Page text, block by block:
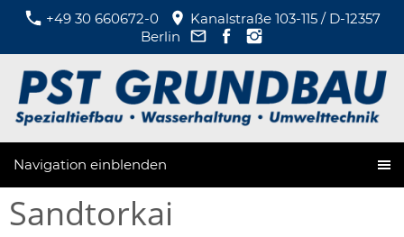
+49 30 660672-0
Kanalstraße 103-115 / D-12357
Berlin
Navigation einblenden
Sandtorkai